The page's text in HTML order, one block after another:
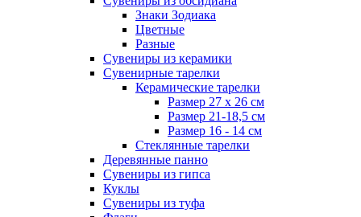
Знаки Зодиака
Цветные
Разные
Сувениры из керамики
Сувенирные тарелки
Керамические тарелки
Размер 27 х 26 см
Размер 21-18,5 см
Размер 16 - 14 см
Стеклянные тарелки
Деревянные панно
Сувениры из гипса
Куклы
Сувениры из туфа